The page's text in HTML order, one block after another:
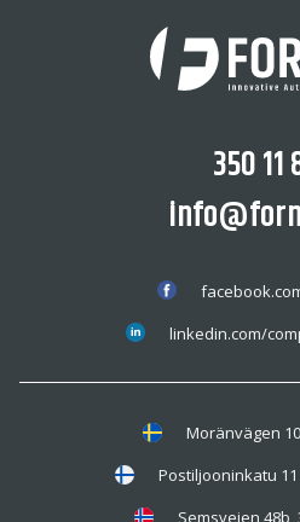
350 11
linkedin.com/
Moränvägen
Postiljooninkatu 11
Semsveien 48b,